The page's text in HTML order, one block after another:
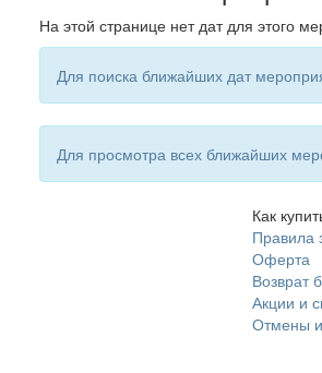
На этой странице нет дат для этого
Для поиска ближайших дат
Для просмотра всех ближайших
Как
Правила
Оферта
Возврат
Акции и
Отмены